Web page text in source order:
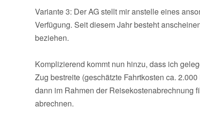
Variante 3: Der AG stellt mir anstelle eines
Verfügung. Seit diesem Jahr besteht
beziehen.
Komplizierend kommt nun hinzu, dass ich
Zug bestreite (geschätzte Fahrtkosten ca.
dann im Rahmen der Reisekostenabrechnung
abrechnen.